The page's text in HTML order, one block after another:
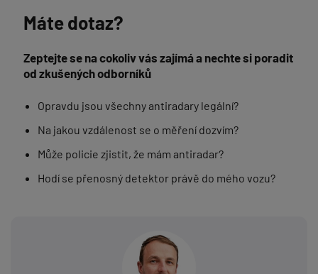
Máte dotaz?
Zeptejte se na cokoliv vás zajímá a nechte si poradit
od zkušených odborníků
Opravdu jsou všechny antiradary legální?
Na jakou vzdálenost se o měření dozvím?
Může policie zjistit, že mám antiradar?
Hodí se přenosný detektor právě do mého vozu?